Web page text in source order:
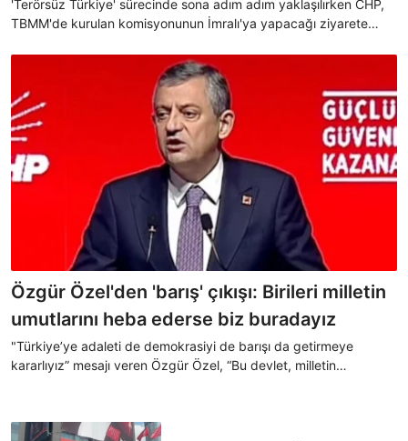
'Terörsüz Türkiye' sürecinde sona adım adım yaklaşılırken CHP,
TBMM'de kurulan komisyonunun İmralı'ya yapacağı ziyarete
CHP’nin İmralı’ya temsilci göndermeyeceğini söyledi.
Özgür Özel'den 'barış' çıkışı: Birileri milletin
umutlarını heba ederse biz buradayız
"Türkiye’ye adaleti de demokrasiyi de barışı da getirmeye
kararlıyız” mesajı veren Özgür Özel, “Bu devlet, milletin
yaslayacağı bir devlet vadediyoruz" dedi.